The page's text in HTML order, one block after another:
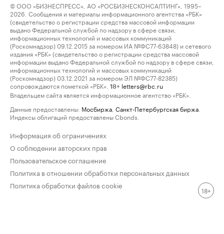
© ООО «БИЗНЕСПРЕСС», АО «РОСБИЗНЕСКОНСАЛТИНГ», 1995–
2026. Сообщения и материалы информационного агентства «РБК»
(свидетельство о регистрации средства массовой информации
выдано Федеральной службой по надзору в сфере связи,
информационных технологий и массовых коммуникаций
(Роскомнадзор) 09.12.2015 за номером ИА №ФС77-63848) и сетевого
издания «РБК» (свидетельство о регистрации средства массовой
информации выдано Федеральной службой по надзору в сфере связи,
информационных технологий и массовых коммуникаций
(Роскомнадзор) 03.12.2021 за номером ЭЛ №ФС77-82385)
сопровождаются пометкой «РБК».
18+ letters@rbc.ru
Владельцем сайта является информационное агентство «РБК».
Данные предоставлены: Мосбиржа Санкт-Петербургская биржа
Индексы облигаций предоставлены Cbonds.
Информация об ограничениях
О соблюдении авторских прав
Пользовательское соглашение
Политика в отношении обработки персональных данных
Политика обработки файлов cookie
18+